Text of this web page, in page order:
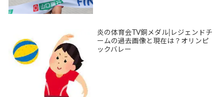
炎の体育会TV銅メダル|レジェンドチ
ームの過去画像と現在は？オリンピ
ックバレー